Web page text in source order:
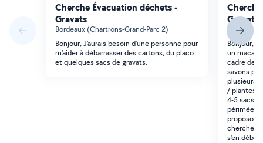
Cherche Évacuation déchets -
Gravats
Bordeaux (Chartrons-Grand-Parc 2)
Bonjour, J'aurais besoin d'une personne pour
m'aider à débarrasser des cartons, du placo
et quelques sacs de gravats.
Gravats
Bordeaux
Bonjour,
un
cadre de
savons
plusieurs
/ plantes
4-5 sacs
périmées
chercher
s'en